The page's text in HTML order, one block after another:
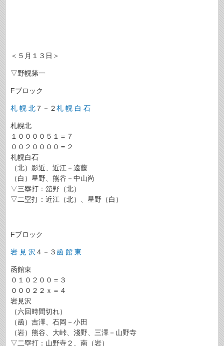
＜５月１３日＞
▽野幌第一
Fブロック
札 幌 北 ７－２札 幌 白 石
札幌北
１００００５１＝７
００２００００＝２
札幌白石
（北）影近、近江－遠藤
（白）星野、熊谷－中山尚
▽三塁打：舘野（北）
▽二塁打：近江（北）、星野（白）
Fブロック
岩 見 沢 ４－３函 館 東
函館東
０１０２００＝３
０００２２ｘ＝４
岩見沢
（六回時間切れ）
（函）吉澤、石岡－小田
（岩）熊谷、大峠、淺野、三澤－山野寺
▽二塁打：山野寺２、南（岩）